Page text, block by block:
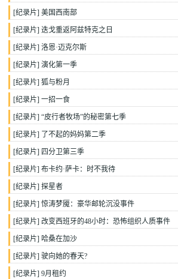
[纪录片]美国西南部
[纪录片]迭戈重返阿兹特克之日
[纪录片]洛恩·迈克尔斯
[纪录片]演化第一季
[纪录片]狐与粉月
[纪录片]一招一食
[纪录片]“皮行者牧场”的秘密第七季
[纪录片] 了不起的妈妈第二季
[纪录片] 四分卫第三季
[纪录片]布卡约·萨卡：时不我待
[纪录片]探星者
[纪录片]惊涛梦魇：豪华邮轮沉没事件
[纪录片]改变西班牙的48小时：恐怖组织人质事件
[纪录片]哈桑在加沙
[纪录片]驶向她的春天?
[纪录片]9月租约